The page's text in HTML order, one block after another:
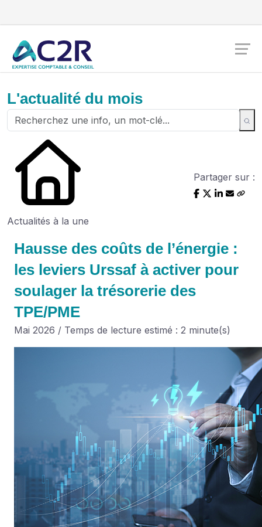
L'actualité du mois
Actualités à la une
Partager sur :
Hausse des coûts de l’énergie :
les leviers Urssaf à activer pour
soulager la trésorerie des
TPE/PME
Mai 2026 / Temps de lecture estimé : 2 minute(s)